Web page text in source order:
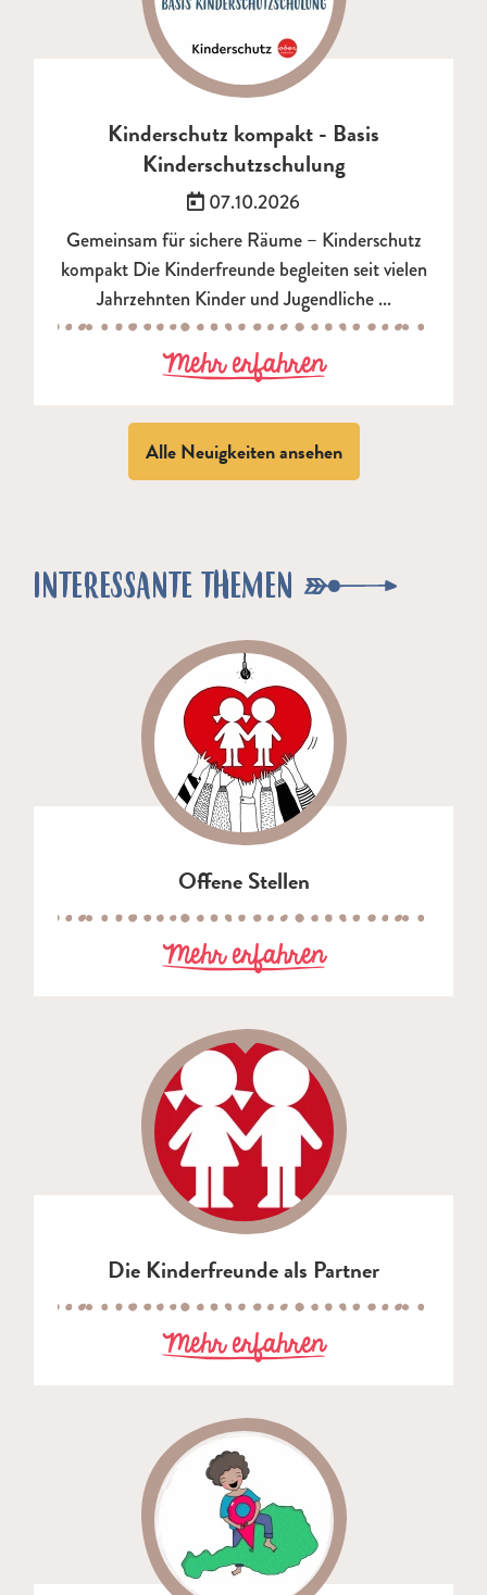
Kinderschutz kompakt - Basis
Kinderschutzschulung
Veröffentlicht am:
07.10.2026
Gemeinsam für sichere Räume – Kinderschutz
kompakt Die Kinderfreunde begleiten seit vielen
Jahrzehnten Kinder und Jugendliche ...
Mehr erfahrenzu
Alle Neuigkeiten ansehen
INTERESSANTE THEMEN
Offene Stellen
Mehr erfahrenzu Offene
Die Kinderfreunde als Partner
Mehr erfahrenzu Die